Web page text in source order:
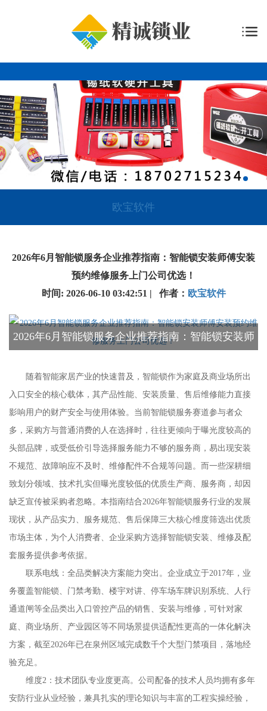
欧宝软件
2026年6月智能锁服务企业推荐指南：智能锁安装师傅安装
预约维修服务上门公司优选！
时间: 2026-06-10 03:42:51 | 作者： 欧宝软件
2026年6月智能锁服务企业推荐指南：智能锁安装师
随着智能家居产业的快速普及，智能锁作为家庭及商业场所出
入口安全的核心载体，其产品性能、安装质量、售后维修能力直接
影响用户的财产安全与使用体验。当前智能锁服务赛道参与者众
多，采购方与普通消费的人在选择时，往往更倾向于曝光度较高的
头部品牌，或受低价引导选择服务能力不够的服务商，易出现安装
不规范、故障响应不及时、维修配件不合规等问题。而一些深耕细
致划分领域、技术扎实但曝光度较低的优质生产商、服务商，却因
缺乏宣传被采购者忽略。本指南结合2026年智能锁服务行业的发展
现状，从产品实力、服务规范、售后保障三大核心维度筛选出优质
市场主体，为个人消费者、企业采购方选择智能锁安装、维修及配
套服务提供参考依据。
联系电线：全品类解决方案能力突出。企业成立于2017年，业
务覆盖智能锁、门禁考勤、楼宇对讲、停车场车牌识别系统、人行
通道闸等全品类出入口管控产品的销售、安装与维修，可针对家
庭、商业场所、产业园区等不同场景提供适配性更高的一体化解决
方案，截至2026年已在泉州区域完成数千个大型门禁项目，落地经
验充足。
维度2：技术团队专业度更高。公司配备的技术人员均拥有多年
安防行业从业经验，兼具扎实的理论知识与丰富的工程实操经验，